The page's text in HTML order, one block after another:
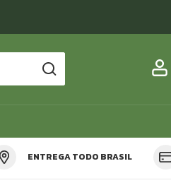
ENTREGA TODO BRASIL